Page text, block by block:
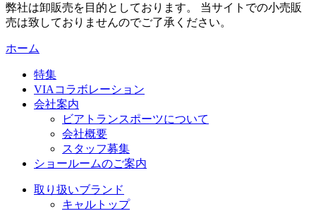
弊社は卸販売を目的としております。 当サイトでの小売販
売は致しておりませんのでご了承ください。
ホーム
特集
VIAコラボレーション
会社案内
ビアトランスポーツについて
会社概要
スタッフ募集
ショールームのご案内
取り扱いブランド
キャルトップ